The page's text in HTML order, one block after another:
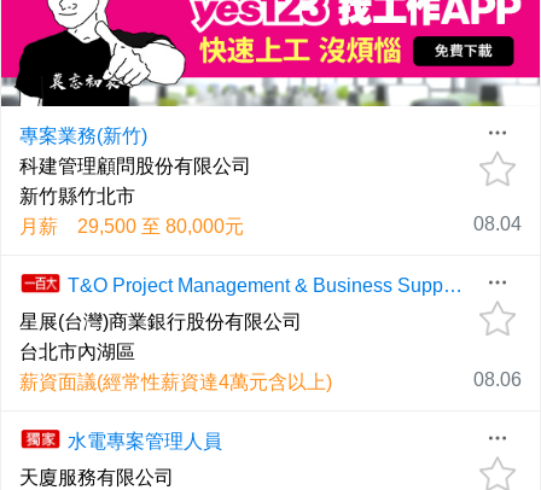
專案業務(新竹)
科建管理顧問股份有限公司
新竹縣竹北市
月薪 29,500 至 80,000元
08.04
T&O Project Management & Business Support _ PM/科技部營運專案管理
星展(台灣)商業銀行股份有限公司
台北市內湖區
薪資面議(經常性薪資達4萬元含以上)
08.06
水電專案管理人員
天廈服務有限公司